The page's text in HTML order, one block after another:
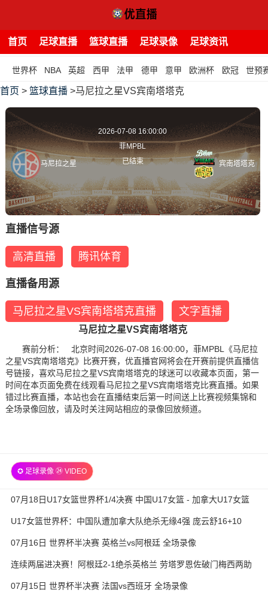
首页 足球直播 篮球直播 足球录像 足球资讯
世界杯 NBA 英超 西甲 法甲 德甲 意甲 欧洲杯 欧冠 世预
首页 > 篮球直播 >马尼拉之星VS宾南塔塔克
马尼拉之星
2026-07-08 16:00:00
菲MPBL
已结束
宾南塔塔克
直播信号源
高清直播 腾讯体育
直播备用源
马尼拉之星VS宾南塔塔克直播 文字直播
马尼拉之星VS宾南塔塔克
赛前分析： 北京时间2026-07-08 16:00:00，菲MPBL《马尼拉
之星VS宾南塔塔克》比赛开赛，优直播官网将会在开赛前提供直播信
号链接，喜欢马尼拉之星VS宾南塔塔克的球迷可以收藏本页面，第一
时间在本页面免费在线观看马尼拉之星VS宾南塔塔克比赛直播。如果
错过比赛直播，本站也会在直播结束后第一时间送上比赛视频集锦和
全场录像回放，请及时关注网站相应的录像回放频道。
✪ 足球录像 ㉔ VIDEO
07月18日U17女篮世界杯1/4决赛 中国U17女篮 - 加拿大U17女篮
U17女篮世界杯：中国队遭加拿大队绝杀无缘4强 庞云舒16+10
07月16日 世界杯半决赛 英格兰vs阿根廷 全场录像
连续两届进决赛！阿根廷2-1绝杀英格兰 劳塔罗恩佐破门梅西两助
07月15日 世界杯半决赛 法国vs西班牙 全场录像